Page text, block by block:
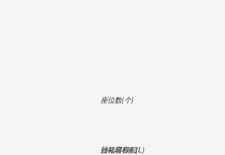
座位数(个)
行礼箱容积(L)
油箱容积(L)